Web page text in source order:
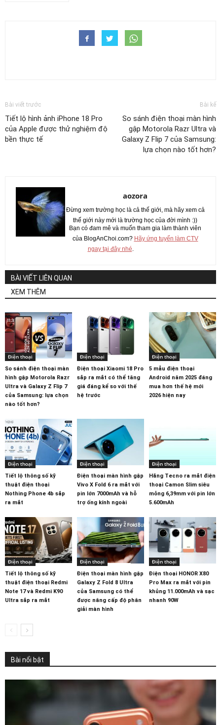
Bài viết trước
Tiết lộ hình ảnh iPhone 18 Pro
của Apple được thử nghiệm độ
bền thực tế
Bài kế
So sánh điện thoại màn hình
gập Motorola Razr Ultra và
Galaxy Z Flip 7 của Samsung:
lựa chọn nào tốt hơn?
aozora
Đừng xem trường học là cả thế giới, mà hãy xem cả
thế giới này mới là trường học của đời mình :))
Bạn có đam mê và muốn tham gia làm thành viên
của BlogAnChoi.com? Hãy ứng tuyển làm CTV
ngay tại đây nhé
BÀI VIẾT LIÊN QUAN
XEM THÊM
Điện thoại
So sánh điện thoại màn
hình gập Motorola Razr
Ultra và Galaxy Z Flip 7
của Samsung: lựa chọn
nào tốt hơn?
Điện thoại
Điện thoại Xiaomi 18 Pro
sắp ra mắt có thể tăng
giá đáng kể so với thế
hệ trước
Điện thoại
5 mẫu điện thoại
Android năm 2025 đáng
mua hơn thế hệ mới
2026 hiện nay
Điện thoại
Tiết lộ thông số kỹ
thuật điện thoại
Nothing Phone 4b sắp
ra mắt
Điện thoại
Điện thoại màn hình gập
Vivo X Fold 6 ra mắt với
pin lớn 7000mAh và hỗ
trợ ống kính ngoài
Điện thoại
Hãng Tecno ra mắt điện
thoại Camon Slim siêu
mỏng 6,39mm với pin lớn
5.600mAh
Điện thoại
Tiết lộ thông số kỹ
thuật điện thoại Redmi
Note 17 và Redmi K90
Ultra sắp ra mắt
Điện thoại
Điện thoại màn hình gập
Galaxy Z Fold 8 Ultra
của Samsung có thể
được nâng cấp độ phân
giải màn hình
Điện thoại
Điện thoại HONOR X80
Pro Max ra mắt với pin
khủng 11.000mAh và sạc
nhanh 90W
Bài nổi bật